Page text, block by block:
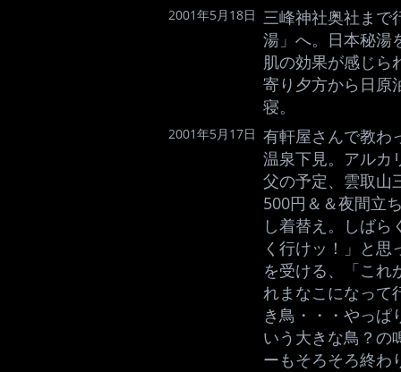
2001年5月18日 三峰神社奥社まで
湯」へ。日本秘湯
肌の効果が感じら
寄り夕方から日原
寝。
2001年5月17日 有軒屋さんで教わ
温泉下見。アルカ
父の予定、雲取山
500円＆＆夜間立
し着替え。しば
く行けッ！」と
を受ける、「これ
れまなこになって
き鳥・・・やっぱ
いう大きな鳥？の
ーもそろそろ終わ